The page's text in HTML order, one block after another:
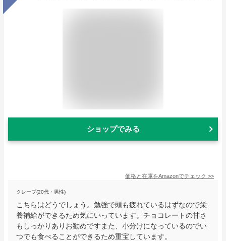
ショップでみる
価格と在庫をAmazonでチェック >>
クレープ(20代・男性)
こちらはどうでしょう。勉強で頭も疲れているはずなので栄
養補給ができるため気にいっています。チョコレートの甘さ
もしっかりありお勧めですまた、小分けになっているのでい
つでも食べることができるため重宝しています。